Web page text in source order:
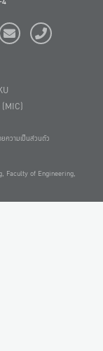
ความเป็นส่วนตัว
Faculty of Engineering,